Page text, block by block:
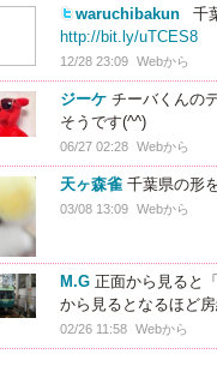
waruchibakun
千
http://bit.ly/uTCES8
12/28 23:09 Webから
ジーケ チーバくんの
そうです(^^)
06/27 02:28 Webから
天ヶ森雀 千葉県の形
03/08 13:09 Webから
M.G 正面から見ると
から見るとなるほど
02/26 11:58 Webから